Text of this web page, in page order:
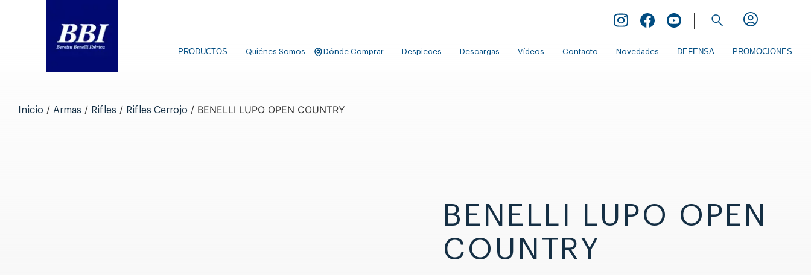
PRODUCTOS Quiénes Somos Dónde Comprar Despieces Descargas Vídeos Contacto Novedades DEFENSA PROMOCIONES
Inicio / Armas / Rifles / Rifles Cerrojo / BENELLI LUPO OPEN COUNTRY
BENELLI LUPO OPEN
COUNTRY